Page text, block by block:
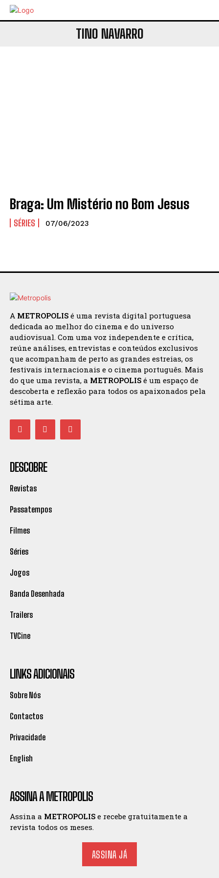
TINO NAVARRO
Braga: Um Mistério no Bom Jesus
SÉRIES 07/06/2023
A METROPOLIS é uma revista digital portuguesa
dedicada ao melhor do cinema e do universo
audiovisual. Com uma voz independente e crítica,
reúne análises, entrevistas e conteúdos exclusivos
que acompanham de perto as grandes estreias, os
festivais internacionais e o cinema português. Mais
do que uma revista, a METROPOLIS é um espaço de
descoberta e reflexão para todos os apaixonados pela
sétima arte.
DESCOBRE
Revistas
Passatempos
Filmes
Séries
Jogos
Banda Desenhada
Trailers
TVCine
LINKS ADICIONAIS
Sobre Nós
Contactos
Privacidade
English
ASSINA A METROPOLIS
Assina a METROPOLIS e recebe gratuitamente a
revista todos os meses.
ASSINA JÁ